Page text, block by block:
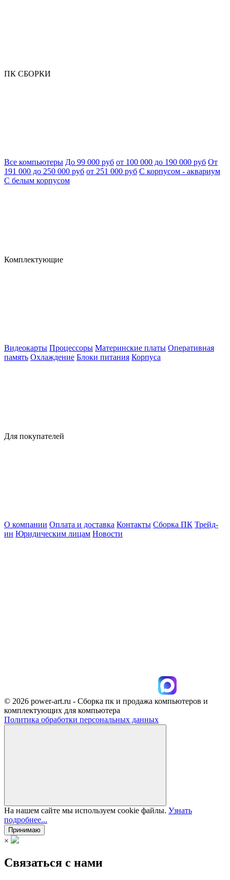
ПК СБОРКИ
Все компьютеры До 99 000 руб от 100 000 до 190 000 руб От
191 000 до 250 000 руб от 251 000 руб С корпусом - аквариум
С белым корпусом
Комплектующие
Видеокарты Процессоры Материнские платы Оперативная
память Охлаждение Блоки питания Корпуса
Для покупателей
О компании Оплата и доставка Контакты Сборка ПК Трейд-
ин Юридическим лицам Новости
© 2026 power-art.ru - Сборка пк и продажа компьютеров и
комплектующих для компьютера
Политика обработки персональных данных
На нашем сайте мы используем cookie файлы. Узнать
подробнее...
Принимаю
×
Связаться с нами